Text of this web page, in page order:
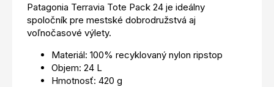
Patagonia Terravia Tote Pack 24 je ideálny
spoločník pre mestské dobrodružstvá aj
voľnočasové výlety.
Materiál: 100% recyklovaný nylon ripstop
Objem: 24 L
Hmotnosť: 420 g